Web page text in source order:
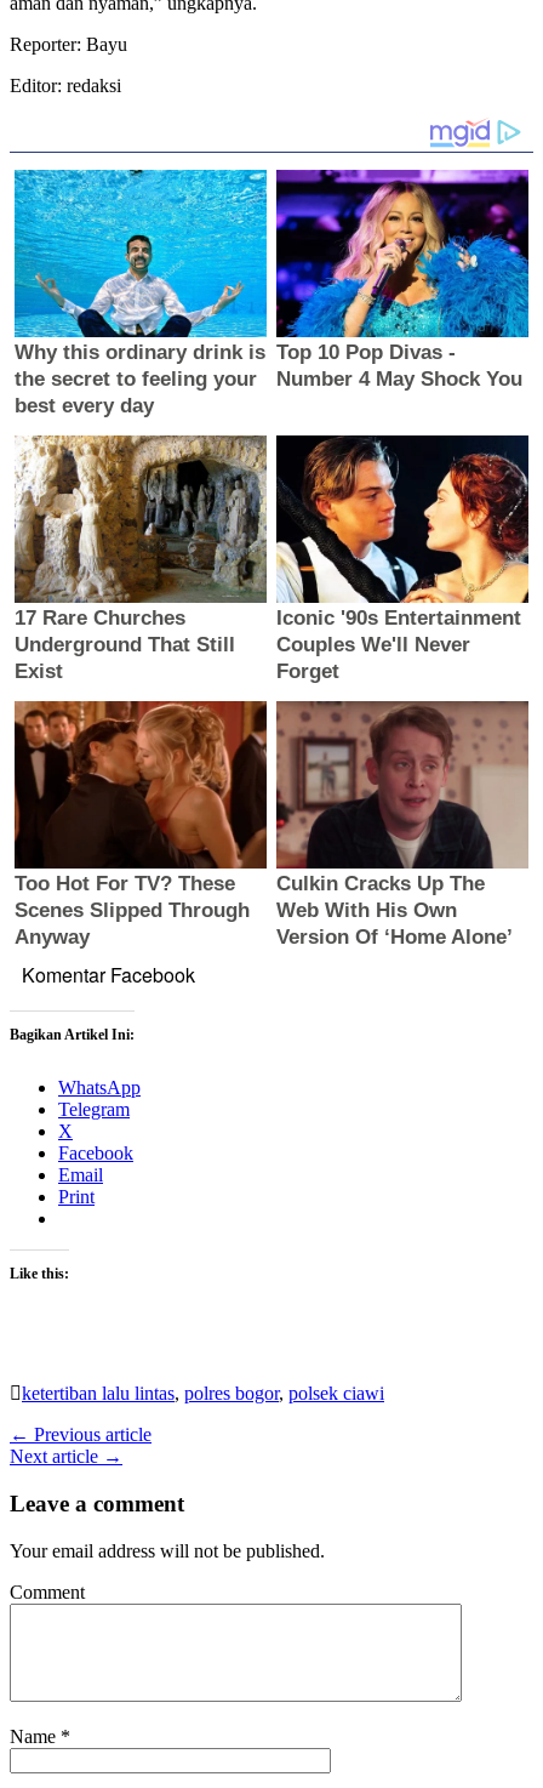
Reporter: Bayu
Editor: redaksi
Komentar Facebook
Bagikan Artikel Ini:
WhatsApp
Telegram
X
Facebook
Email
Print
Like this:
ketertiban lalu lintas, polres bogor, polsek ciawi
← Previous article
Next article →
Leave a comment
Your email address will not be published.
Comment
Name *